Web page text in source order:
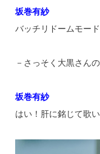
坂巻有紗
バッチリドームモー
－さっそく大黒さん
坂巻有紗
はい！肝に銘じて歌い